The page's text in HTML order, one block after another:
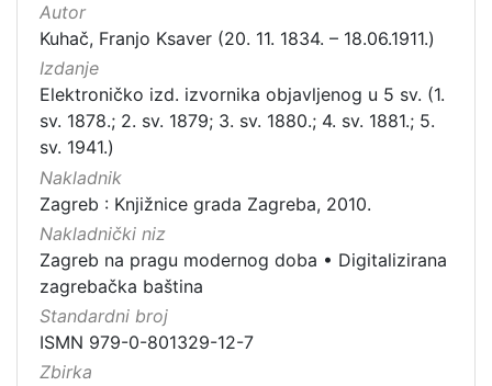
Autor
Kuhač, Franjo Ksaver (20. 11. 1834. – 18.06.1911.)
Izdanje
Elektroničko izd. izvornika objavljenog u 5 sv. (1.
sv. 1878.; 2. sv. 1879; 3. sv. 1880.; 4. sv. 1881.; 5.
sv. 1941.)
Nakladnik
Zagreb : Knjižnice grada Zagreba, 2010.
Nakladnički niz
Zagreb na pragu modernog doba • Digitalizirana
zagrebačka baština
Standardni broj
ISMN 979-0-801329-12-7
Zbirka